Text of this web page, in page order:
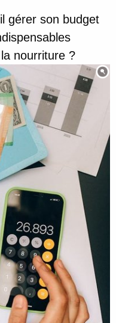
gérer son budget
nourriture ?